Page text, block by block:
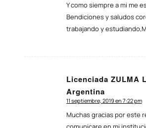
Y como siempre a mi me
Bendiciones y saludos
trabajando y
Licenciada ZULMA
Argentina
Dice:
11 septiembre, 2019 en 7:22 pm
Muchas gracias por este